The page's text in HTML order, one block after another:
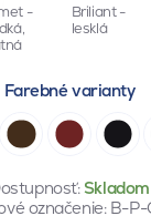
-
Briliant -
lesklá
Farebné varianty
Skladom
označenie: B-P-